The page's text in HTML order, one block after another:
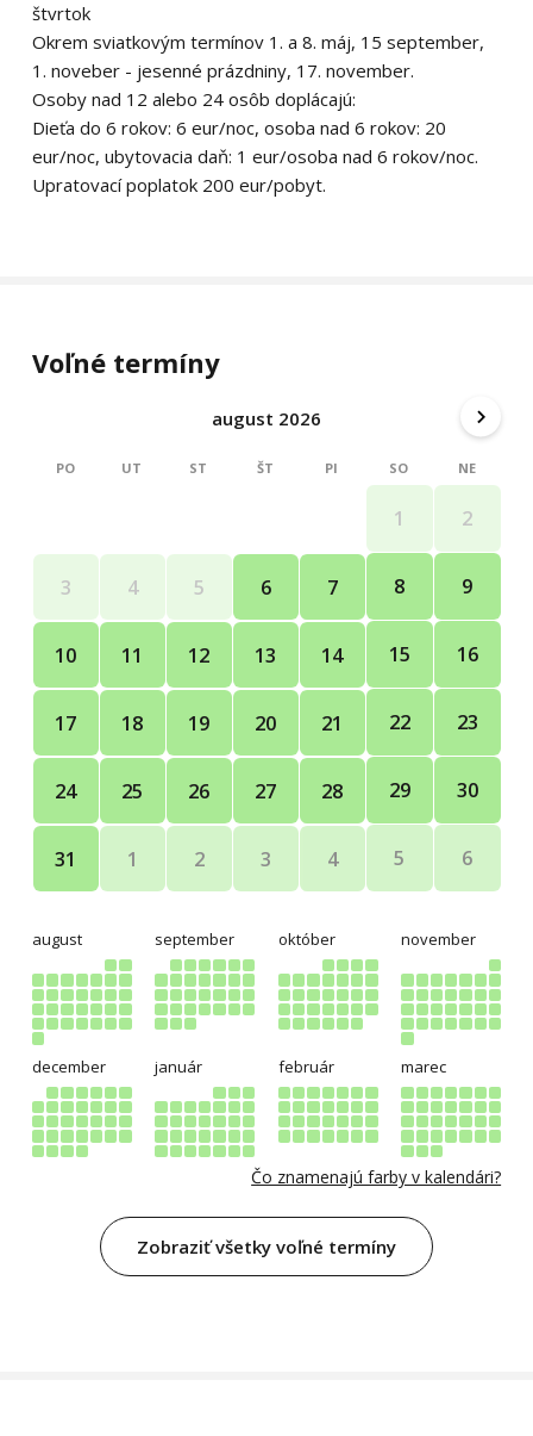
štvrtok
Okrem sviatkovým termínov 1. a 8. máj, 15 september,
1. noveber - jesenné prázdniny, 17. november.
Osoby nad 12 alebo 24 osôb doplácajú:
Dieťa do 6 rokov: 6 eur/noc, osoba nad 6 rokov: 20
eur/noc, ubytovacia daň: 1 eur/osoba nad 6 rokov/noc.
Upratovací poplatok 200 eur/pobyt.
Voľné termíny
august 2026
PO UT ST ŠT PI SO NE
1 2
3 4 5 6 7 8 9
10 11 12 13 14 15 16
17 18 19 20 21 22 23
24 25 26 27 28 29 30
31 1 2 3 4 5 6
august september október november
december január február marec
Čo znamenajú farby v kalendári?
Zobraziť všetky voľné termíny